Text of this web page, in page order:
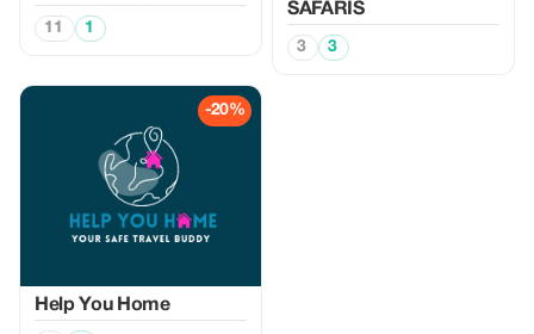
11 1
SAFARIS
3 3
-20%
Help You Home